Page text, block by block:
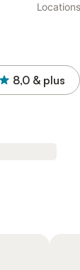
8,0 & plus